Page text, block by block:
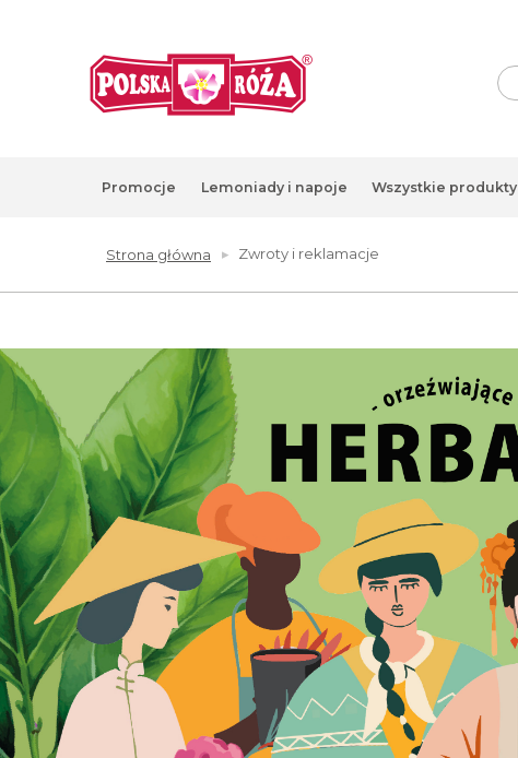
Promocje Lemoniady i napoje Wszystkie produkty
Zwroty i reklamacje